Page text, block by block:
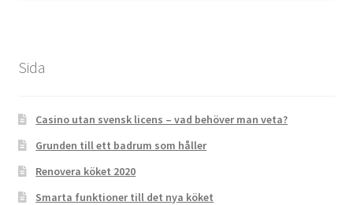
Sida
Casino utan svensk licens – vad behöver man veta?
Grunden till ett badrum som håller
Renovera köket 2020
Smarta funktioner till det nya köket